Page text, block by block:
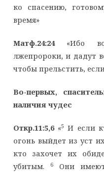
ко спасению,
время»
Матф.24:24«Ибо
лжепророки, и дадут
чтобы прельстить,
Во-первых,
наличия чудес
Откр.11:5,6«5 И если
огонь выйдет из уст
кто захочет их
убитым.
6Они имеют